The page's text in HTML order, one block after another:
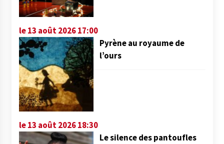
le 13 août 2026 17:00
Pyrène au royaume de
l’ours
le 13 août 2026 18:30
Le silence des pantoufles